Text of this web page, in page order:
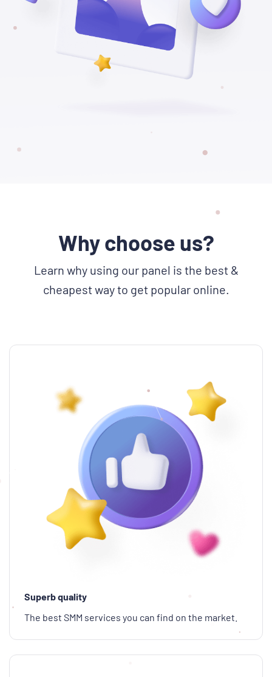
Why choose us?
Learn why using our panel is the best &
cheapest way to get popular online.
Superb quality
The best SMM services you can find on the market.